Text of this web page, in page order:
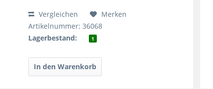
Vergleichen
Merken
Artikelnummer: 36068
Lagerbestand:
1